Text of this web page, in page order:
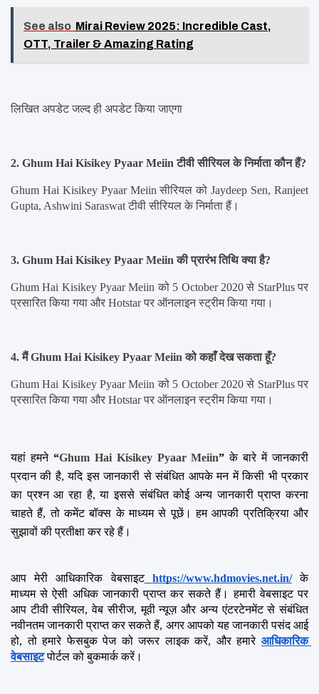
See also Mirai Review 2025: Incredible Cast,
OTT, Trailer & Amazing Rating
लिखित अपडेट जल्द ही अपडेट किया जाएगा
2. Ghum Hai Kisikey Pyaar Meiin टीवी सीरियल के निर्माता कौन हैं?
Ghum Hai Kisikey Pyaar Meiin सीरियल को Jaydeep Sen, Ranjeet
Gupta, Ashwini Saraswat टीवी सीरियल के निर्माता हैं।
3. Ghum Hai Kisikey Pyaar Meiin की प्रारंभ तिथि क्या है?
Ghum Hai Kisikey Pyaar Meiin को 5 October 2020 से StarPlus पर
प्रसारित किया गया और Hotstar पर ऑनलाइन स्ट्रीम किया गया।
4. मैं Ghum Hai Kisikey Pyaar Meiin को कहाँ देख सकता हूँ?
Ghum Hai Kisikey Pyaar Meiin को 5 October 2020 से StarPlus पर
प्रसारित किया गया और Hotstar पर ऑनलाइन स्ट्रीम किया गया।
यहां हमने “Ghum Hai Kisikey Pyaar Meiin” के बारे में जानकारी
प्रदान की है, यदि इस जानकारी से संबंधित आपके मन में किसी भी प्रकार
का प्रश्न आ रहा है, या इससे संबंधित कोई अन्य जानकारी प्राप्त करना
चाहते हैं, तो कमेंट बॉक्स के माध्यम से पूछें। हम आपकी प्रतिक्रिया और
सुझावों की प्रतीक्षा कर रहे हैं।
आप मेरी आधिकारिक वेबसाइट https://www.hdmovies.net.in/ के
माध्यम से ऐसी अधिक जानकारी प्राप्त कर सकते हैं। हमारी वेबसाइट पर
आप टीवी सीरियल, वेब सीरीज, मूवी न्यूज़ और अन्य एंटरटेनमेंट से संबंधित
नवीनतम जानकारी प्राप्त कर सकते हैं, अगर आपको यह जानकारी पसंद आई
हो, तो हमारे फेसबुक पेज को जरूर लाइक करें, और हमारे आधिकारिक
वेबसाइट पोर्टल को बुकमार्क करें।